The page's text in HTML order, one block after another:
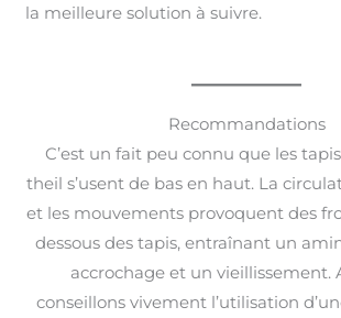
la meilleure solution à suivre.
Recommandations
C’est un fait peu connu que les
theil s’usent de bas en haut. La
et les mouvements provoquent des
dessous des tapis, entraînant un
accrochage et un vieillissement.
conseillons vivement l’utilisation